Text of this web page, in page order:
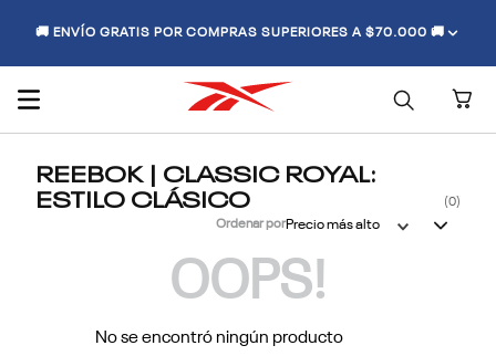
🚚 ENVÍO GRATIS POR COMPRAS SUPERIORES A $70.000 🚚
REEBOK | CLASSIC ROYAL:
ESTILO CLÁSICO 0
Ordenar porPrecio más alto
OOPS!
No se encontró ningún producto